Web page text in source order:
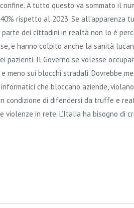
A tutto questo va sommato il
rispetto al 2023. Se all’apparenza
dei cittadini in realtà non lo è
e hanno colpito anche la sanità
pazienti. Il Governo se volesse
meno sui blocchi stradali. Dovrebbe
che bloccano aziende,
condizione di difendersi da truffe e
in rete. L’Italia ha bisogno di